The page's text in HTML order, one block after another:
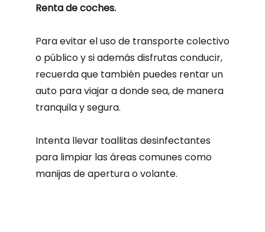
Renta de coches.
Para evitar el uso de transporte colectivo
o público y si además disfrutas conducir,
recuerda que también puedes rentar un
auto para viajar a donde sea, de manera
tranquila y segura.
Intenta llevar toallitas desinfectantes
para limpiar las áreas comunes como
manijas de apertura o volante.